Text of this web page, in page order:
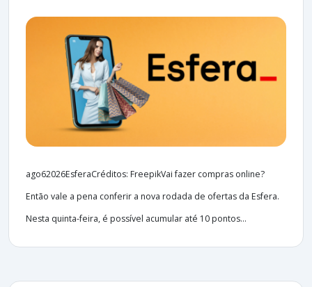
ago62026EsferaCréditos: FreepikVai fazer compras online?
Então vale a pena conferir a nova rodada de ofertas da Esfera.
Nesta quinta-feira, é possível acumular até 10 pontos...